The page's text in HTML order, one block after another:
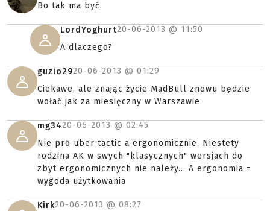
Bo tak ma być.
LordYoghurt20-06-2013 @ 11:50
A dlaczego?
guzio2920-06-2013 @ 01:29
Ciekawe, ale znając życie MadBull znowu będzie
wołać jak za miesięczny w Warszawie
mg3420-06-2013 @ 02:45
Nie pro uber tactic a ergonomicznie. Niestety
rodzina AK w swych "klasycznych" wersjach do
zbyt ergonomicznych nie należy... A ergonomia =
wygoda użytkowania
Kirk20-06-2013 @ 08:27